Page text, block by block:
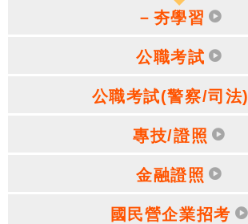
－夯學習
公職考試
公職考試(警察/司法)
專技/證照
金融證照
國民營企業招考